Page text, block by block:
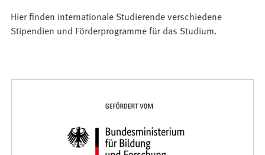
Hier finden internationale Studierende verschiedene
Stipendien und Förderprogramme für das Studium.